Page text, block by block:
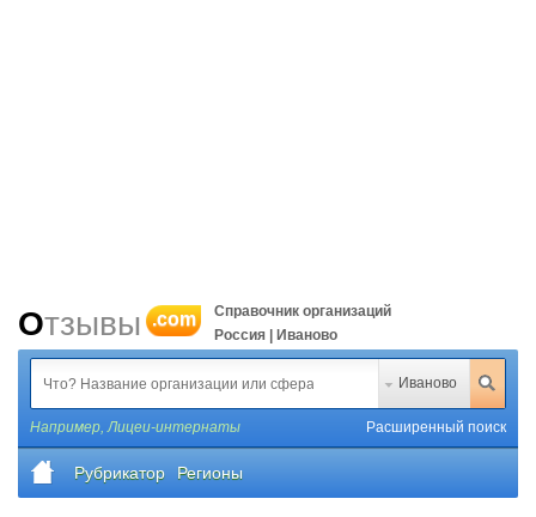
Отзывы .com
Справочник организаций
Россия | Иваново
Иваново
Например,Лицеи-интернаты Расширенный поиск
Рубрикатор Регионы